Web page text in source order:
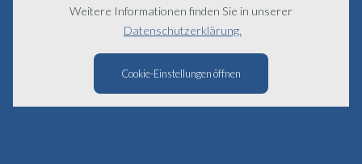
Weitere Informationen finden Sie in unserer
Datenschutzerklärung.
Cookie-Einstellungen öffnen